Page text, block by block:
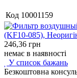
Код 10001159
246,36 грн
немає в наявності
У список бажань
Безкоштовна